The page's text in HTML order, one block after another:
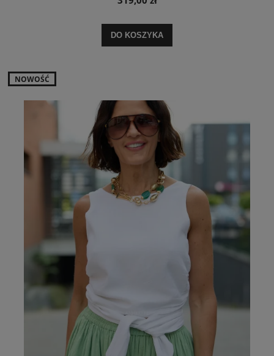
DO KOSZYKA
NOWOŚĆ